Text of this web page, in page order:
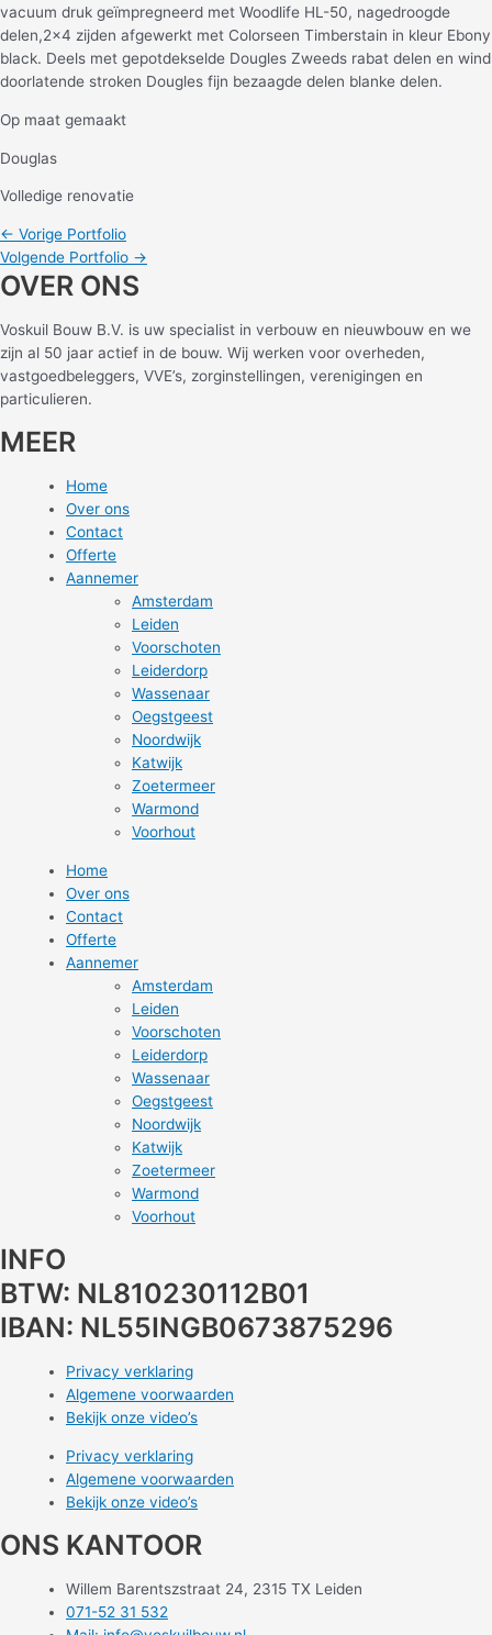
vacuum druk geïmpregneerd met Woodlife HL-50, nagedroogde
delen,2×4 zijden afgewerkt met Colorseen Timberstain in kleur Ebony
black. Deels met gepotdekselde Dougles Zweeds rabat delen en wind
doorlatende stroken Dougles fijn bezaagde delen blanke delen.
Op maat gemaakt
Douglas
Volledige renovatie
Bericht
navigatie
← Vorige Portfolio
Volgende Portfolio →
OVER ONS
Voskuil Bouw B.V. is uw specialist in verbouw en nieuwbouw en we
zijn al 50 jaar actief in de bouw. Wij werken voor overheden,
vastgoedbeleggers, VVE’s, zorginstellingen, verenigingen en
particulieren.
MEER
Home
Over ons
Contact
Offerte
Aannemer
Amsterdam
Leiden
Voorschoten
Leiderdorp
Wassenaar
Oegstgeest
Noordwijk
Katwijk
Zoetermeer
Warmond
Voorhout
Home
Over ons
Contact
Offerte
Aannemer
Amsterdam
Leiden
Voorschoten
Leiderdorp
Wassenaar
Oegstgeest
Noordwijk
Katwijk
Zoetermeer
Warmond
Voorhout
INFO
BTW: NL810230112B01
IBAN: NL55INGB0673875296
Privacy verklaring
Algemene voorwaarden
Bekijk onze video’s
Privacy verklaring
Algemene voorwaarden
Bekijk onze video’s
ONS KANTOOR
Willem Barentszstraat 24, 2315 TX Leiden
071-52 31 532